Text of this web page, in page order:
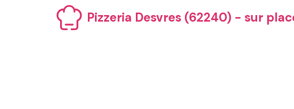
Pizzeria Desvres (62240) - sur